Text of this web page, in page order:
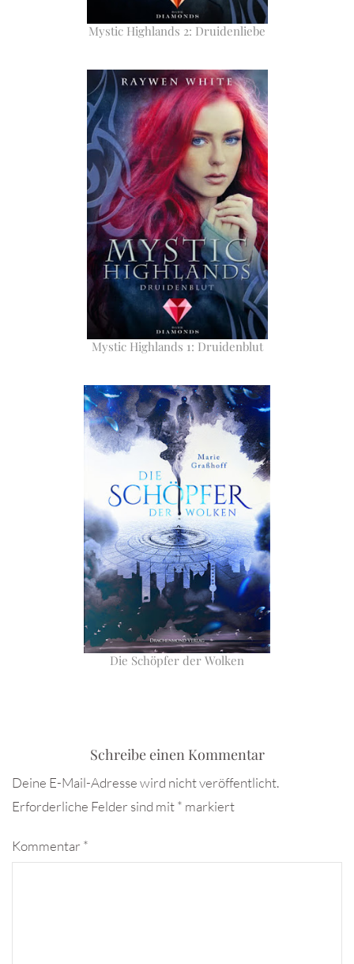
Mystic Highlands 2: Druidenliebe
Mystic Highlands 1: Druidenblut
Die Schöpfer der Wolken
Schreibe einen Kommentar
Deine E-Mail-Adresse wird nicht veröffentlicht.
Erforderliche Felder sind mit* markiert
Kommentar *